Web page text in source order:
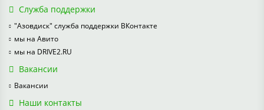
Служба поддержки
"Азовдиск" служба поддержки ВКонтакте
мы на Авито
мы на DRIVE2.RU
Вакансии
Вакансии
Наши контакты